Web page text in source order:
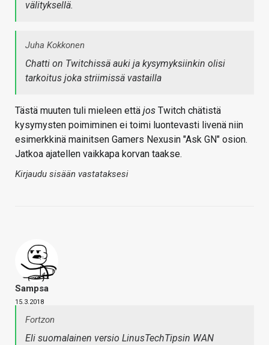
välityksellä.
Juha Kokkonen
Chatti on Twitchissä auki ja kysymyksiinkin olisi
tarkoitus joka striimissä vastailla
Tästä muuten tuli mieleen että jos Twitch chätistä
kysymysten poimiminen ei toimi luontevasti livenä niin
esimerkkinä mainitsen Gamers Nexusin "Ask GN" osion.
Jatkoa ajatellen vaikkapa korvan taakse.
Kirjaudu sisään vastataksesi
Sampsa
15.3.2018
Fortzon
Eli suomalainen versio LinusTechTipsin WAN